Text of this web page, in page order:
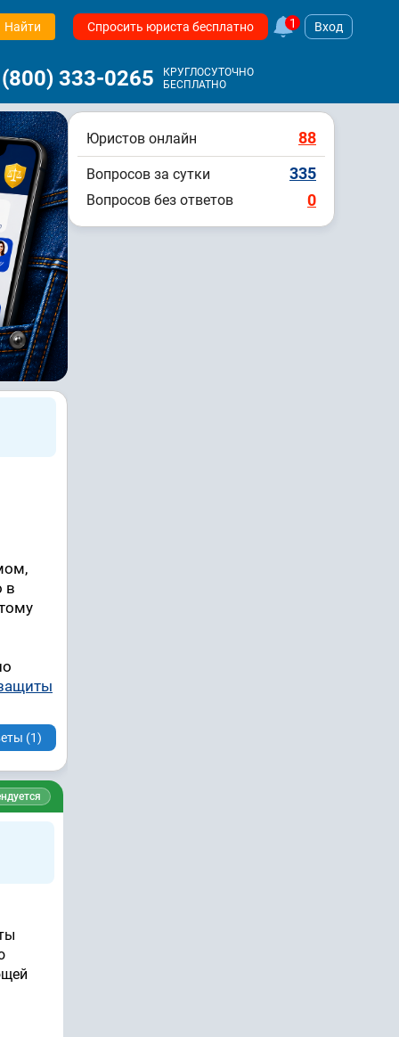
Найти Спросить юриста бесплатно 1 Вход
333-0265
КРУГЛОСУТОЧНО
БЕСПЛАТНО
в
(1)
Юристов онлайн 88
Вопросов за сутки 335
Вопросов без ответов 0